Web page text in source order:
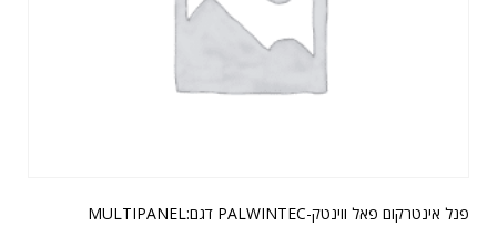
פנל אינטרקום פאל ווינטק-PALWINTEC דגם:MULTIPANEL